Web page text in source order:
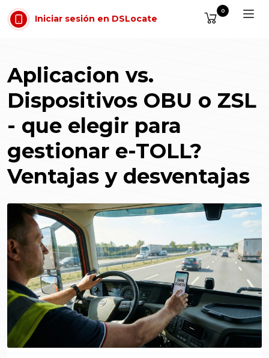
Saltar al contenido
Iniciar sesión en DSLocate
0
Aplicacion vs.
Dispositivos OBU o ZSL
- que elegir para
gestionar e-TOLL?
Ventajas y desventajas